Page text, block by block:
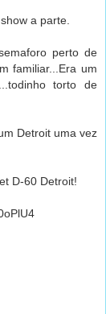
a parte.
perto de
familiar...Era um
torto de
Detroit uma vez
D-60 Detroit!